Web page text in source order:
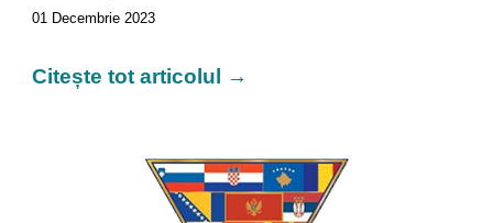
01 Decembrie 2023
Citește tot articolul →